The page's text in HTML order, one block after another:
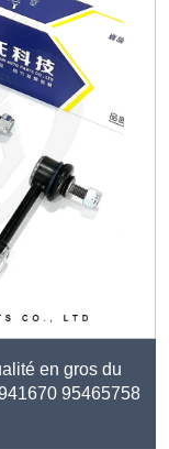
en gros du
95465758